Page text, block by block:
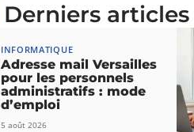
Derniers articles
INFORMATIQUE
Adresse mail Versailles
pour les personnels
administratifs : mode
d’emploi
5 août 2026